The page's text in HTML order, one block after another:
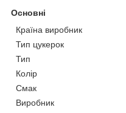
Основні
Країна виробник
Тип цукерок
Тип
Колір
Смак
Виробник